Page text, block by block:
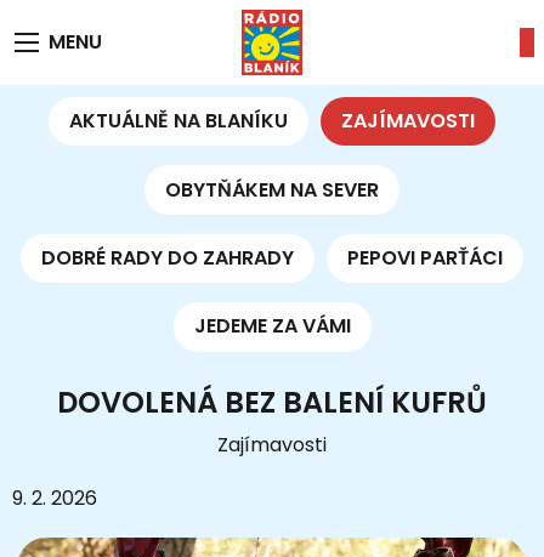
MENU
AKTUÁLNĚ NA BLANÍKU ZAJÍMAVOSTI
OBYTŇÁKEM NA SEVER
DOBRÉ RADY DO ZAHRADY PEPOVI PARŤÁCI
JEDEME ZA VÁMI
DOVOLENÁ BEZ BALENÍ KUFRŮ
Zajímavosti
9. 2. 2026